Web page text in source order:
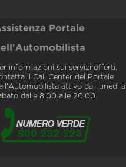
Portale
informazioni sui servizi offerti,
il Call Center del Portale
attivo dal lunedì al
dalle 8.00 alle 20.00